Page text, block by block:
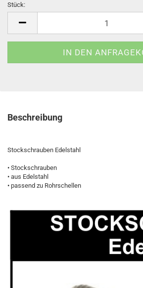
Stück:
Beschreibung
Stockschrauben Edelstahl
• Stockschrauben
• aus Edelstahl
• passend zu Rohrschellen